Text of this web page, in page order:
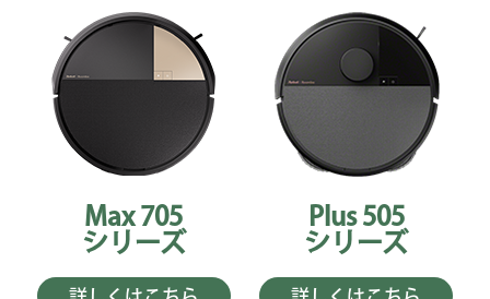
Max 705
シリーズ
Plus 505
シリーズ